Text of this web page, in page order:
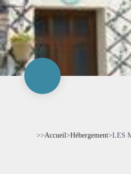
>>Accueil>Hébergement>LES